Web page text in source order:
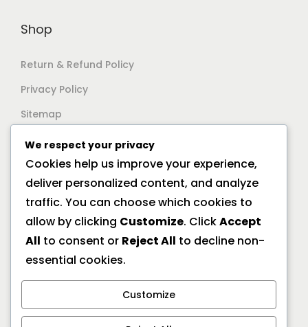
Shop
Return & Refund Policy
Privacy Policy
Sitemap
Support
Documentation
Help Center
General FAQs
Offline Location
10/2A Ramanath Majumder Street, Kolkata 700009
We respect your privacy
Cookies help us improve your experience,
deliver personalized content, and analyze
traffic. You can choose which cookies to
allow by clicking Customize. ClickAccept
All to consent or Reject All to decline non-
essential cookies.
Customize